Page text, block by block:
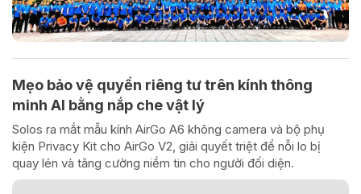
Mẹo bảo vệ quyền riêng tư trên kính thông
minh AI bằng nắp che vật lý
Solos ra mắt mẫu kính AirGo A6 không camera và bộ phụ
kiện Privacy Kit cho AirGo V2, giải quyết triệt để nỗi lo bị
quay lén và tăng cường niềm tin cho người đối diện.